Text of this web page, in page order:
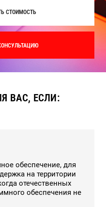
и оборудования
СТОИМОСТЬ
ВАС, ЕСЛИ:
обеспечение, для
на территории
отечественных
обеспечения не